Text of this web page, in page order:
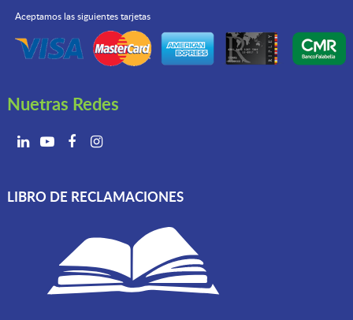
Aceptamos las siguientes tarjetas
Nuetras Redes
LIBRO DE RECLAMACIONES